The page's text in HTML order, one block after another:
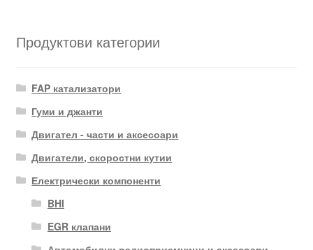
Продуктови категории
FAP катализатори
Гуми и джанти
Двигател - части и аксесоари
Двигатели, скоростни кутии
Електрически компоненти
BHI
EGR клапани